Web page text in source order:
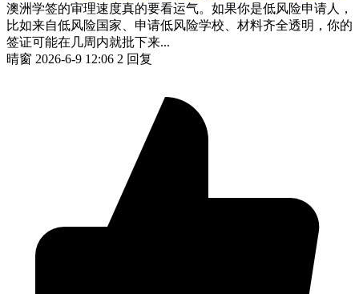
澳洲学签的审理速度真的要看运气。如果你是低风险申请人，
比如来自低风险国家、申请低风险学校、材料齐全透明，你的
签证可能在几周内就批下来...
晴窗 2026-6-9 12:06 2 回复